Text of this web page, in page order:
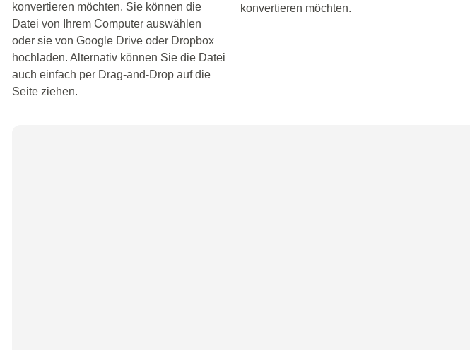
konvertieren möchten. Sie können die
Datei von Ihrem Computer auswählen
oder sie von Google Drive oder Dropbox
hochladen. Alternativ können Sie die Datei
auch einfach per Drag-and-Drop auf die
Seite ziehen.
konvertieren möchten.